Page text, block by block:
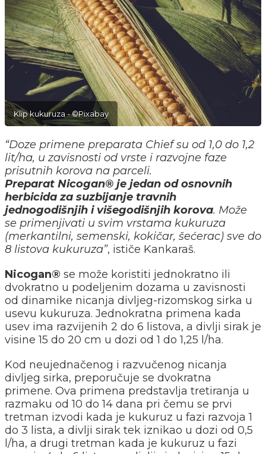
Klip kukuruza - ©Pixabay
“Doze primene preparata Chief su od 1,0 do 1,2
lit/ha, u zavisnosti od vrste i razvojne faze
prisutnih korova na parceli.
Preparat Nicogan® je jedan od osnovnih
herbicida za suzbijanje travnih
jednogodišnjih i višegodišnjih korova. Može
se primenjivati u svim vrstama kukuruza
(merkantilni, semenski, kokičar, šećerac) sve do
8 listova kukuruza”, ističe Kankaraš.
Nicogan® se može koristiti jednokratno ili
dvokratno u podeljenim dozama u zavisnosti
od dinamike nicanja divljeg-rizomskog sirka u
usevu kukuruza. Jednokratna primena kada
usev ima razvijenih 2 do 6 listova, a divlji sirak je
visine 15 do 20 cm u dozi od 1 do 1,25 l/ha.
Kod neujednačenog i razvučenog nicanja
divljeg sirka, preporučuje se dvokratna
primene. Ova primena predstavlja tretiranja u
razmaku od 10 do 14 dana pri čemu se prvi
tretman izvodi kada je kukuruz u fazi razvoja 1
do 3 lista, a divlji sirak tek iznikao u dozi od 0,5
l/ha, a drugi tretman kada je kukuruz u fazi